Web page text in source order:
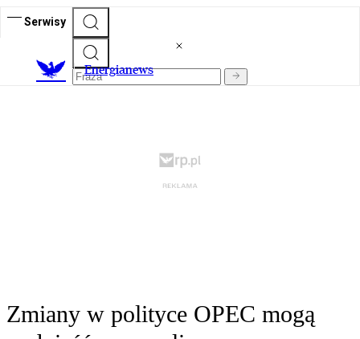
Serwisy
Energianews
Zmiany w polityce OPEC mogą